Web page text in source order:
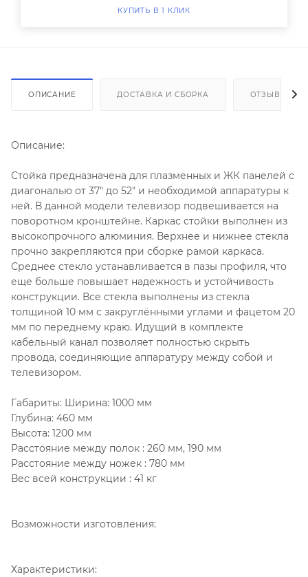
КУПИТЬ В 1 КЛИК
ОПИСАНИЕ ДОСТАВКА И СБОРКА ОТЗЫВЫ
Описание:
Стойка предназначена для плазменных и ЖК панелей с
диагональю от 37" до 52" и необходимой аппаратуры к
ней. В данной модели телевизор подвешивается на
поворотном кронштейне. Каркас стойки выполнен из
высокопрочного алюминия. Верхнее и нижнее стекла
прочно закрепляются при сборке рамой каркаса.
Среднее стекло устанавливается в пазы профиля, что
еще больше повышает надежность и устойчивость
конструкции. Все стекла выполнены из стекла
толщиной 10 мм с закруглёнными углами и фацетом 20
мм по переднему краю. Идущий в комплекте
кабельный канал позволяет полностью скрыть
провода, соединяющие аппаратуру между собой и
телевизором.
Габариты: Ширина: 1000 мм
Глубина: 460 мм
Высота: 1200 мм
Расстояние между полок : 260 мм, 190 мм
Расстояние между ножек : 780 мм
Вес всей конструкции : 41 кг
Возможности изготовления:
Характеристики: